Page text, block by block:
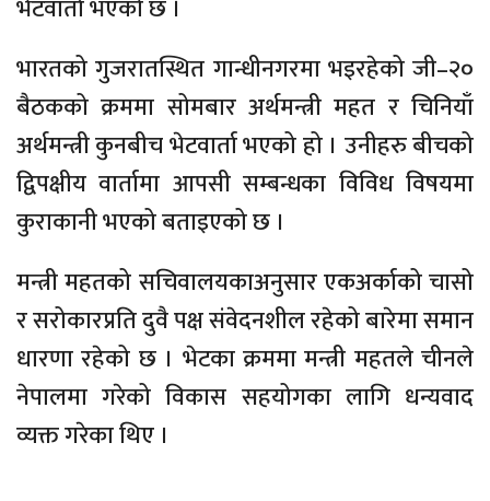
भेटवार्ता भएको छ ।
भारतको गुजरातस्थित गान्धीनगरमा भइरहेको जी–२०
बैठकको क्रममा सोमबार अर्थमन्त्री महत र चिनियाँ
अर्थमन्त्री कुनबीच भेटवार्ता भएको हो । उनीहरु बीचको
द्विपक्षीय वार्तामा आपसी सम्बन्धका विविध विषयमा
कुराकानी भएको बताइएको छ ।
मन्त्री महतको सचिवालयकाअनुसार एकअर्काको चासो
र सरोकारप्रति दुवै पक्ष संवेदनशील रहेको बारेमा समान
धारणा रहेको छ । भेटका क्रममा मन्त्री महतले चीनले
नेपालमा गरेको विकास सहयोगका लागि धन्यवाद
व्यक्त गरेका थिए ।